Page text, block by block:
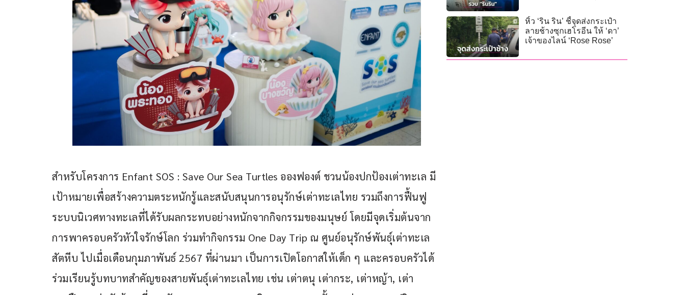
สำหรับโครงการ Enfant SOS : Save Our Sea Turtles อองฟองต์ ชวนน้องปกป้องเต่าทะเล มี
เป้าหมายเพื่อสร้างความตระหนักรู้และสนับสนุนการอนุรักษ์เต่าทะเลไทย รวมถึงการฟื้นฟู
ระบบนิเวศทางทะเลที่ได้รับผลกระทบอย่างหนักจากกิจกรรมของมนุษย์ โดยมีจุดเริ่มต้นจาก
การพาครอบครัวหัวใจรักษ์โลก ร่วมทำกิจกรรม One Day Trip ณ ศูนย์อนุรักษ์พันธุ์เต่าทะเล
สัตหีบ ไปเมื่อเดือนกุมภาพันธ์ 2567 ที่ผ่านมา เป็นการเปิดโอกาสให้เด็ก ๆ และครอบครัวได้
ร่วมเรียนรู้บทบาทสำคัญของสายพันธุ์เต่าทะเลไทย เช่น เต่าตนุ เต่ากระ, เต่าหญ้า, เต่า
หิ้ว ‘ริน ริน’ ชี้จุดส่งกระเป๋า
ลายช้างซุกเฮโรอีน ให้ ‘ดา’
เจ้าของไลน์ ‘Rose Rose’